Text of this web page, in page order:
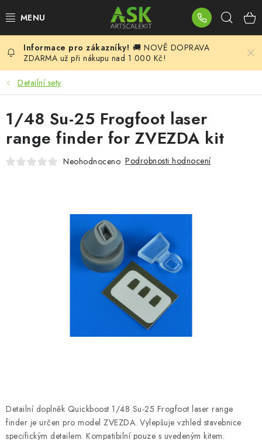
na
BLOG
SUMMER DAYS
WARHAMMER
ASK PRODUKTY
DOPLŇKY K MODELŮM
BARVY A POMŮCKY
O nás Moje objednávka Kontakty
Doprava a platba
Obchodní podmínky
Podmínky ochrany osobních údajů
🚚 NOVĚ DOPRAVA
ZDARMA už při nákupu nad 1 000 Kč!
Detailní sety
Detailní doplněk Quickboost 1/48 Su-25 Frogfoot laser range
finder je určen pro model ZVEZDA. Vylepšuje vzhled stavebnice
specifickým detailem. Kompatibilní pouze s uvedeným kitem.
1/48 Su-25 Frogfoot laser
range finder for ZVEZDA kit
Neohodnoceno Podrobnosti hodnocení